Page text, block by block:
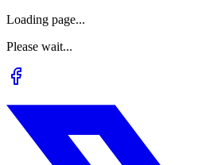
Loading page...
Please wait...